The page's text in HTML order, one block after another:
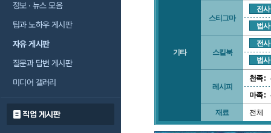
정보 · 뉴스 모음
팁과 노하우 게시판
자유 게시판
질문과 답변 게시판
미디어 갤러리
직업 게시판
기타
스티그마
전사
법사
스킬북
전사
법사
레시피
천족 :
마족 :
재료 전체